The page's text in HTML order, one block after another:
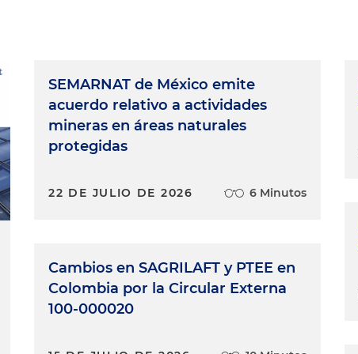
acompaña Alba Malagón, socia de la firma y
societario, entre otras muchas cosas. Y con Alba
¿quiénes son los administradores de una
de la sociedad están establecidos por ley en
legal, los miembros de la junta directiva, el revisor
deberes fiduciarios que tienen estos
SEMARNAT de México emite
acuerdo relativo a actividades
mineras en áreas naturales
protegidas
22 DE JULIO DE 2026 6 Minutos
Cambios en SAGRILAFT y PTEE en
Colombia por la Circular Externa
100-000020